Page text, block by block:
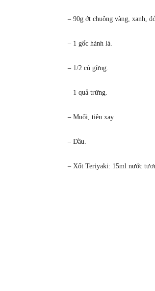
– 90g ớt chuông vàng, xanh,
– 1 gốc hành lá.
– 1/2 củ gừng.
– 1 quả trứng.
– Muối, tiêu xay.
– Dầu.
– Xốt Teriyaki: 15ml nước